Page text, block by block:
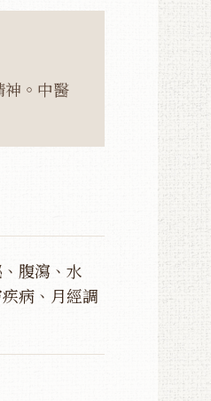
神。中醫
腹瀉、水
病、月經調